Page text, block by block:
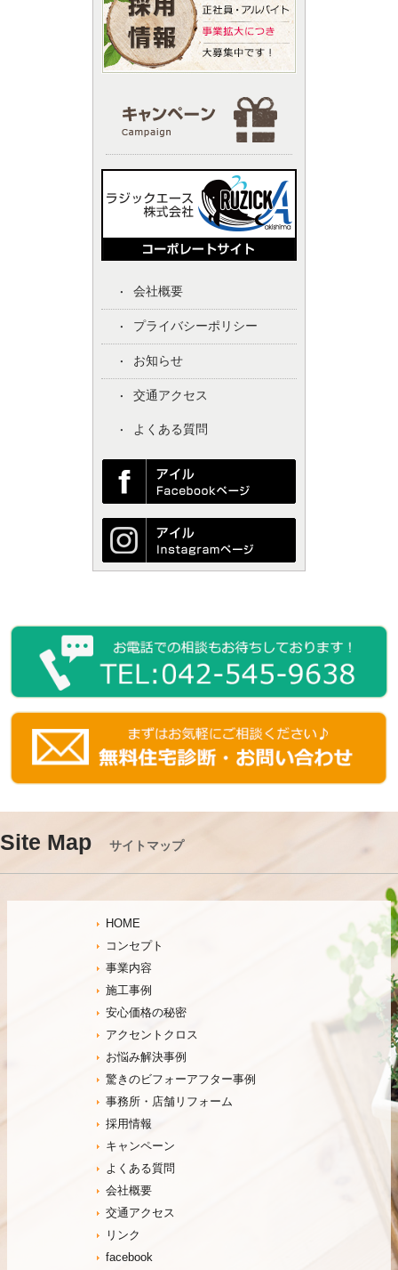
会社概要
プライバシーポリシー
お知らせ
交通アクセス
よくある質問
Site Map サイトマップ
HOME
コンセプト
事業内容
施工事例
安心価格の秘密
アクセントクロス
お悩み解決事例
驚きのビフォーアフター事例
事務所・店舗リフォーム
採用情報
キャンペーン
よくある質問
会社概要
交通アクセス
リンク
facebook